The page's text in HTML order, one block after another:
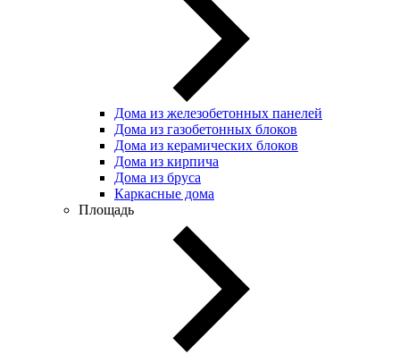
Дома из железобетонных панелей
Дома из газобетонных блоков
Дома из керамических блоков
Дома из кирпича
Дома из бруса
Каркасные дома
Площадь